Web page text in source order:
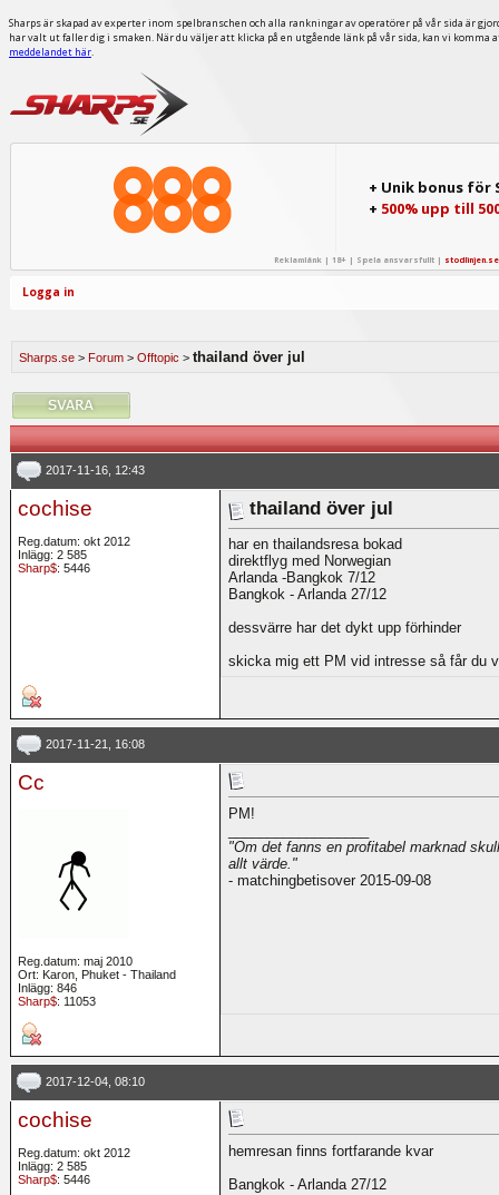
Sharps är skapad av experter inom spelbranschen och alla rankningar av operatörer på vår sida är
har valt ut faller dig i smaken. När du väljer att klicka på en utgående länk på vår sida, kan vi
meddelandet här.
+ Unik bonus för
+ 500% upp till
Reklamlänk | 18+ | Spela ansvarsfullt | stodlinjen.se
Logga in
Sharps.se > Forum > Offtopic > thailand över jul
2017-11-16, 12:43
cochise
Reg.datum: okt 2012
Inlägg: 2 585
Sharp$: 5446
thailand över jul
har en thailandsresa bokad
direktflyg med Norwegian
Arlanda -Bangkok 7/12
Bangkok - Arlanda 27/12
dessvärre har det dykt upp förhinder
skicka mig ett PM vid intresse så får du
2017-11-21, 16:08
Cc
Reg.datum: maj 2010
Ort: Karon, Phuket - Thailand
Inlägg: 846
Sharp$: 11053
PM!
"Om det fanns en profitabel marknad
allt värde."
- matchingbetisover 2015-09-08
2017-12-04, 08:10
cochise
Reg.datum: okt 2012
Inlägg: 2 585
Sharp$: 5446
hemresan finns fortfarande kvar
Bangkok - Arlanda 27/12